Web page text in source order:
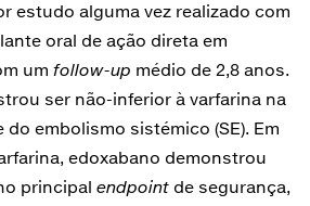
estudo alguma vez realizado com
oral de ação direta em
um follow-up médio de 2,8 anos.
ser não-inferior à varfarina na
do embolismo sistémico (SE). Em
edoxabano demonstrou
principal endpoint de segurança,